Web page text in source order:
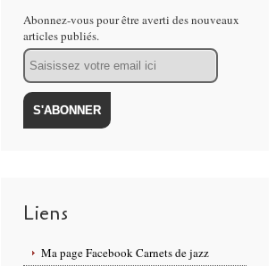
Abonnez-vous pour être averti des nouveaux
articles publiés.
Email
Liens
Ma page Facebook Carnets de jazz